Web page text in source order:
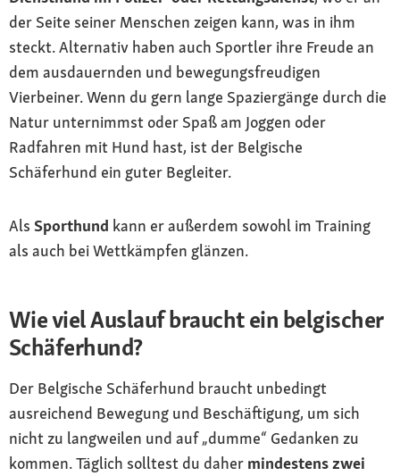
der Seite seiner Menschen zeigen kann, was in ihm
steckt. Alternativ haben auch Sportler ihre Freude an
dem ausdauernden und bewegungsfreudigen
Vierbeiner. Wenn du gern lange Spaziergänge durch die
Natur unternimmst oder Spaß am Joggen oder
Radfahren mit Hund hast, ist der Belgische
Schäferhund ein guter Begleiter.
Als Sporthund kann er außerdem sowohl im Training
als auch bei Wettkämpfen glänzen.
Wie viel Auslauf braucht ein belgischer
Schäferhund?
Der Belgische Schäferhund braucht unbedingt
ausreichend Bewegung und Beschäftigung, um sich
nicht zu langweilen und auf „dumme“ Gedanken zu
kommen. Täglich solltest du daher mindestens zwei